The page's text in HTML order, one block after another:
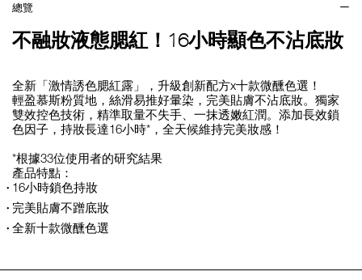
總覽
不融妝液態腮紅！16小時顯色不沾底妝
全新「激情誘色腮紅露」，升級創新配方x十款微醺色選！
輕盈慕斯粉質地，絲滑易推好暈染，完美貼膚不沾底妝。獨家
雙效控色技術，精準取量不失手、一抹透嫩紅潤。添加長效鎖
色因子，持妝長達16小時*，全天候維持完美妝感！
*根據33位使用者的研究結果
產品特點：
16小時鎖色持妝
完美貼膚不蹭底妝
全新十款微醺色選